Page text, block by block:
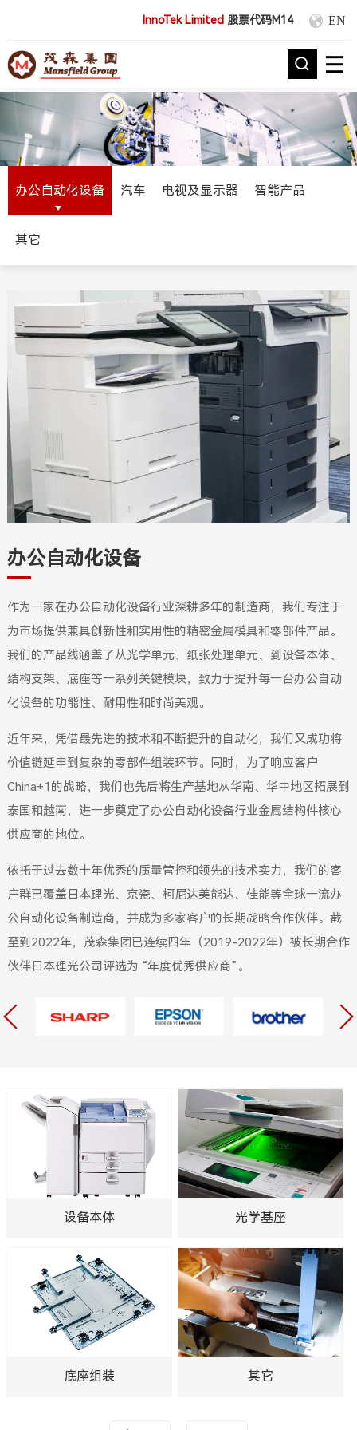
InnoTek Limited 股票代码M14 EN
办公自动化设备 汽车 电视及显示器 智能产品
其它
办公自动化设备
作为一家在办公自动化设备行业深耕多年的制造商，我们专注于
为市场提供兼具创新性和实用性的精密金属模具和零部件产品。
我们的产品线涵盖了从光学单元、纸张处理单元、到设备本体、
结构支架、底座等一系列关键模块，致力于提升每一台办公自动
化设备的功能性、耐用性和时尚美观。
近年来，凭借最先进的技术和不断提升的自动化，我们又成功将
价值链延申到复杂的零部件组装环节。同时，为了响应客户
China+1的战略，我们也先后将生产基地从华南、华中地区拓展到
泰国和越南，进一步奠定了办公自动化设备行业金属结构件核心
供应商的地位。
依托于过去数十年优秀的质量管控和领先的技术实力，我们的客
户群已覆盖日本理光、京瓷、柯尼达美能达、佳能等全球一流办
公自动化设备制造商，并成为多家客户的长期战略合作伙伴。截
至到2022年，茂森集团已连续四年（2019-2022年）被长期合作
伙伴日本理光公司评选为 “年度优秀供应商”。
设备本体 光学基座
底座组装 其它